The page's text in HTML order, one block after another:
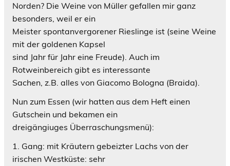
Norden? Die Weine von Müller gefallen mir ganz
besonders, weil er ein
Meister spontanvergorener Rieslinge ist (seine Weine
mit der goldenen Kapsel
sind Jahr für Jahr eine Freude). Auch im
Rotweinbereich gibt es interessante
Sachen, z.B. alles von Giacomo Bologna (Braida).
Nun zum Essen (wir hatten aus dem Heft einen
Gutschein und bekamen ein
dreigängiuges Überraschungsmenü):
1. Gang: mit Kräutern gebeizter Lachs von der
irischen Westküste: sehr